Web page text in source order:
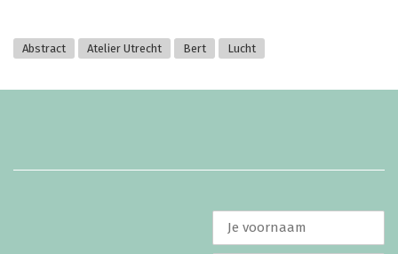
Abstract Atelier Utrecht Bert Lucht